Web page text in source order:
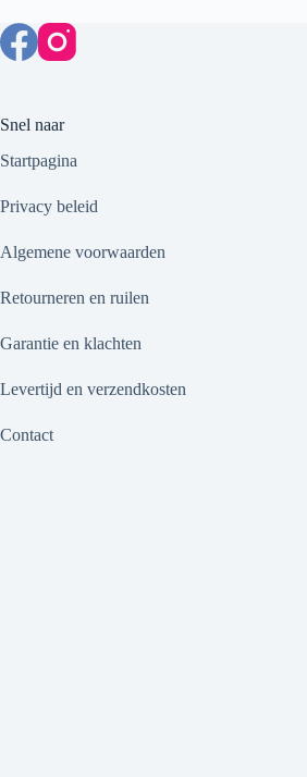
Snel naar
Startpagina
Privacy beleid
Algemene voorwaarden
Retourneren en ruilen
Garantie en klachten
Levertijd en verzendkosten
Contact